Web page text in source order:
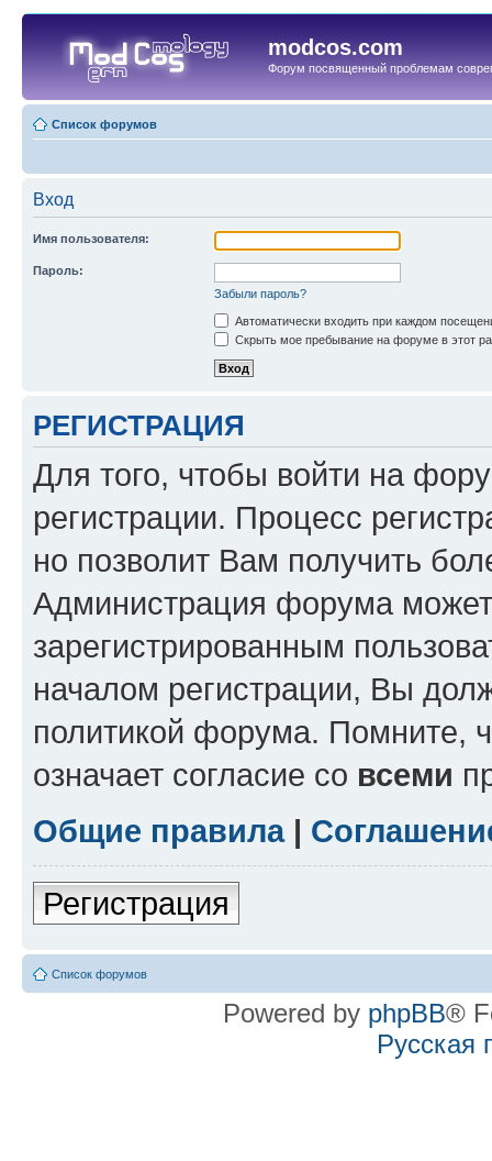
modcos.com
Форум посвященный проблемам
Список форумов
Вход
Имя пользователя:
Пароль:
Забыли пароль?
Автоматически входить при каждом
Скрыть мое пребывание на форуме в этот
РЕГИСТРАЦИЯ
Для того, чтобы войти на
регистрации. Процесс
но позволит Вам получить
Администрация форума может
зарегистрированным
началом регистрации, Вы
политикой форума. Помните,
означает согласие со всеми
Общие правила|
Регистрация
Список форумов
Powered by phpBB®
Русская